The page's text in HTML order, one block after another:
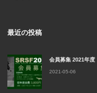
最近の投稿
会員募集 2021年度
2021-05-06